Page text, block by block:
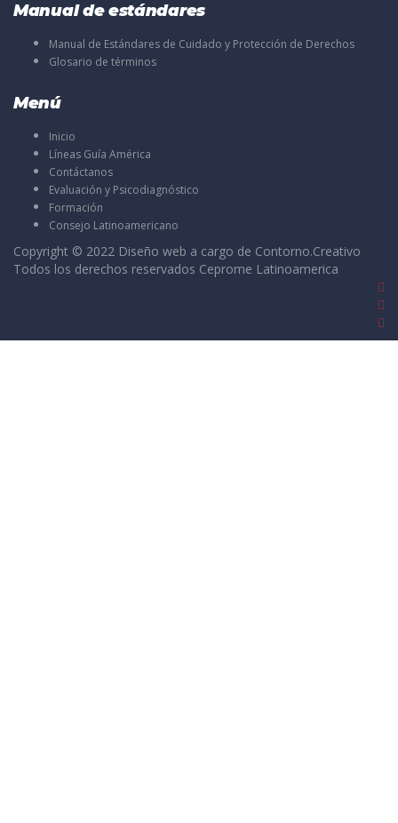
Manual de estándares
Manual de Estándares de Cuidado y Protección de Derechos
Glosario de términos
Menú
Inicio
Líneas Guía América
Contáctanos
Evaluación y Psicodiagnóstico
Formación
Consejo Latinoamericano
Copyright © 2022 Diseño web a cargo de Contorno.Creativo
Todos los derechos reservados Ceprome Latinoamerica